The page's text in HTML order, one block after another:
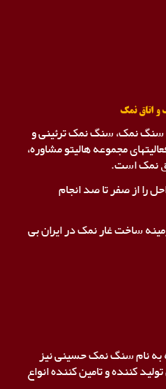
اتاق نمک
سنگ نمک، سنگ نمک ترئینی و
مجموعه هالیتو مشاوره،
نمک است.
را از صفر تا صد انجام
ساخت غار نمک در ایران بی
نام سنگ نمک حسینی نیز
کننده و تامین کننده انواع